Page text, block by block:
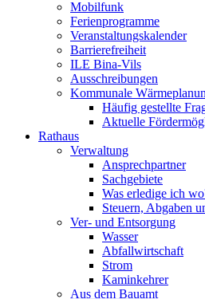
Mobilfunk
Ferienprogramme
Veranstaltungskalender
Barrierefreiheit
ILE Bina-Vils
Ausschreibungen
Kommunale
Häufig gestellte
Aktuelle
Rathaus
Verwaltung
Ansprechpartner
Sachgebiete
Was erledige ich
Steuern, Abgaben
Ver- und Entsorgung
Wasser
Abfallwirtschaft
Strom
Kaminkehrer
Aus dem Bauamt